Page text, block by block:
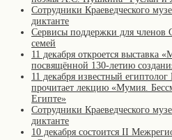
Сотрудники Краеведческого
диктанте
Сервисы поддержки для членов
семей
11 декабря откроется выставка
посвящённой 130-летию
11 декабря известный
прочитает лекцию «Мумия.
Египте»
Сотрудники Краеведческого
диктанте
10 декабря состоится II